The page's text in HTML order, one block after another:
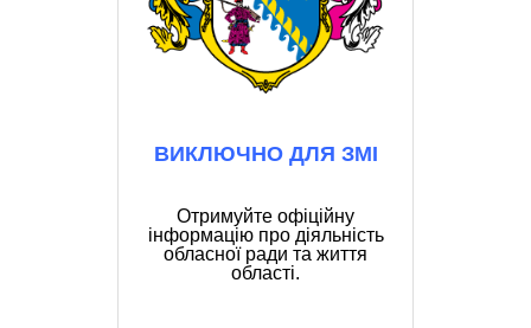
ВИКЛЮЧНО ДЛЯ ЗМІ
Отримуйте офіційну
інформацію про діяльність
обласної ради та життя
області.